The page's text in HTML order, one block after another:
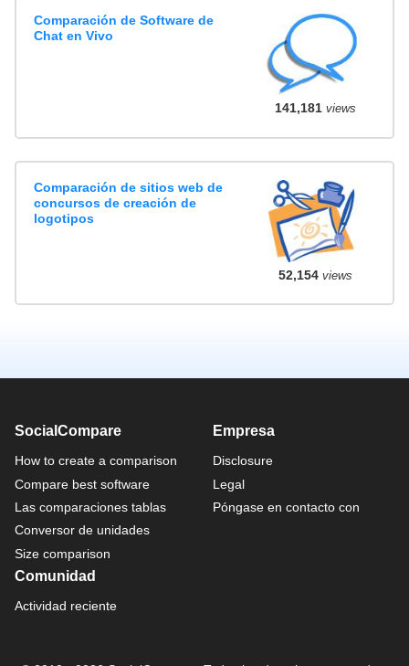
Comparación de Software de
Chat en Vivo
141,181views
Comparación de sitios web de
concursos de creación de
logotipos
52,154views
SocialCompare
How to create a comparison
Compare best software
Las comparaciones tablas
Conversor de unidades
Size comparison
Empresa
Disclosure
Legal
Póngase en contacto con
Comunidad
Actividad reciente